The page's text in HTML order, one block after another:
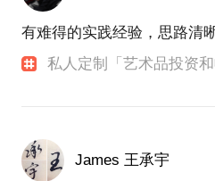
有难得的实践经验，思路清
私人定制「艺术品投资和
James 王承宇